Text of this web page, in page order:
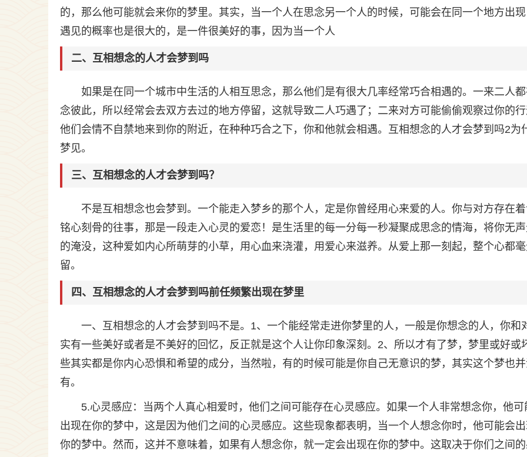
的，那么他可能就会来你的梦里。其实，当一个人在思念另一个人的时候，可能会在同一个地方出
遇见的概率也是很大的，是一件很美好的事，因为当一个人
二、互相想念的人才会梦到吗
如果是在同一个城市中生活的人相互思念，那么他们是有很大几率经常巧合相遇的。一来二人
念彼此，所以经常会去双方去过的地方停留，这就导致二人巧遇了；二来对方可能偷偷观察过你的
他们会情不自禁地来到你的附近，在种种巧合之下，你和他就会相遇。互相想念的人才会梦到吗2为
梦见。
三、互相想念的人才会梦到吗？
不是互相想念也会梦到。一个能走入梦乡的那个人，定是你曾经用心来爱的人。你与对方存在
铭心刻骨的往事，那是一段走入心灵的爱恋！是生活里的每一分每一秒凝聚成思念的情海，将你无
的淹没，这种爱如内心所萌芽的小草，用心血来浇灌，用爱心来滋养。从爱上那一刻起，整个心都
留。
四、互相想念的人才会梦到吗前任频繁出现在梦里
一、互相想念的人才会梦到吗不是。1、一个能经常走进你梦里的人，一般是你想念的人，你和
实有一些美好或者是不美好的回忆，反正就是这个人让你印象深刻。2、所以才有了梦，梦里或好或
些其实都是你内心恐惧和希望的成分，当然啦，有的时候可能是你自己无意识的梦，其实这个梦也
有。
5.心灵感应：当两个人真心相爱时，他们之间可能存在心灵感应。如果一个人非常想念你，他可
出现在你的梦中，这是因为他们之间的心灵感应。这些现象都表明，当一个人想念你时，他可能会
你的梦中。然而，这并不意味着，如果有人想念你，就一定会出现在你的梦中。这取决于你们之间